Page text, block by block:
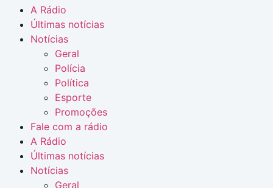
A Rádio
Últimas notícias
Notícias
Geral
Polícia
Política
Esporte
Promoções
Fale com a rádio
A Rádio
Últimas notícias
Notícias
Geral